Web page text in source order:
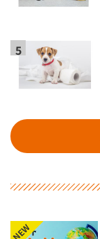
5
NEW